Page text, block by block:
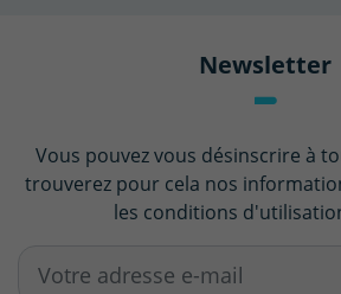
Newsletter
Vous pouvez vous désinscrire à
trouverez pour cela nos
les conditions